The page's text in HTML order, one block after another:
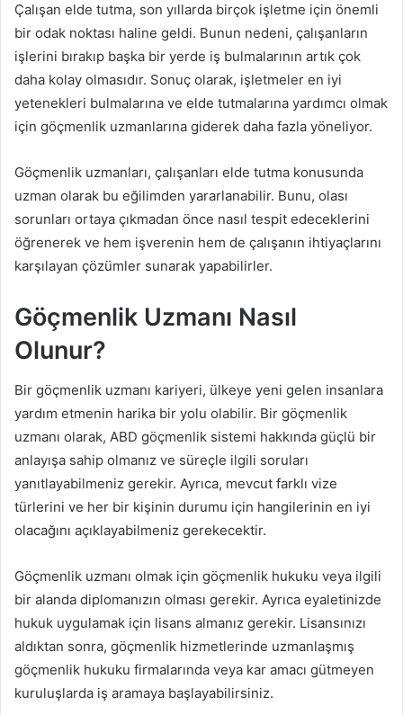
Çalışan elde tutma, son yıllarda birçok işletme için önemli
bir odak noktası haline geldi. Bunun nedeni, çalışanların
işlerini bırakıp başka bir yerde iş bulmalarının artık çok
daha kolay olmasıdır. Sonuç olarak, işletmeler en iyi
yetenekleri bulmalarına ve elde tutmalarına yardımcı olmak
için göçmenlik uzmanlarına giderek daha fazla yöneliyor.
Göçmenlik uzmanları, çalışanları elde tutma konusunda
uzman olarak bu eğilimden yararlanabilir. Bunu, olası
sorunları ortaya çıkmadan önce nasıl tespit edeceklerini
öğrenerek ve hem işverenin hem de çalışanın ihtiyaçlarını
karşılayan çözümler sunarak yapabilirler.
Göçmenlik Uzmanı Nasıl
Olunur?
Bir göçmenlik uzmanı kariyeri, ülkeye yeni gelen insanlara
yardım etmenin harika bir yolu olabilir. Bir göçmenlik
uzmanı olarak, ABD göçmenlik sistemi hakkında güçlü bir
anlayışa sahip olmanız ve süreçle ilgili soruları
yanıtlayabilmeniz gerekir. Ayrıca, mevcut farklı vize
türlerini ve her bir kişinin durumu için hangilerinin en iyi
olacağını açıklayabilmeniz gerekecektir.
Göçmenlik uzmanı olmak için göçmenlik hukuku veya ilgili
bir alanda diplomanızın olması gerekir. Ayrıca eyaletinizde
hukuk uygulamak için lisans almanız gerekir. Lisansınızı
aldıktan sonra, göçmenlik hizmetlerinde uzmanlaşmış
göçmenlik hukuku firmalarında veya kar amacı gütmeyen
kuruluşlarda iş aramaya başlayabilirsiniz.